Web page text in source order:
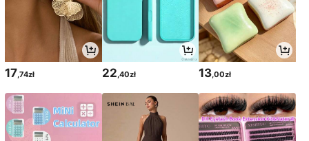
17,74zł 22,40zł 13,00zł